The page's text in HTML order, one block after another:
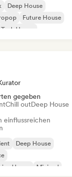
Deep House
Future House
Tech House
gegeben
Chill outDeep House
einflussreichen
Deep House
House
Minimal